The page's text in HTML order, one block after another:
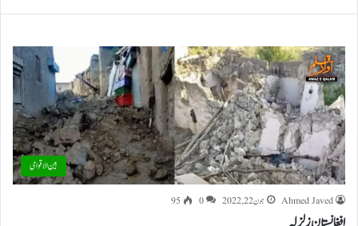
بین الاقوامی
Ahmed Javed جون 22, 2022 0
95